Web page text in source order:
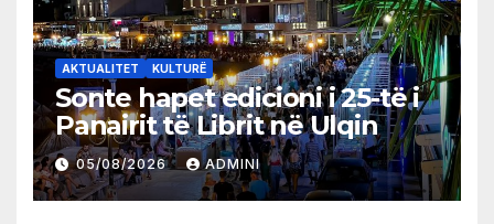
AKTUALITET KULTURË
Sonte hapet edicioni i 25-të i
Panairit të Librit në Ulqin
05/08/2026 ADMINI